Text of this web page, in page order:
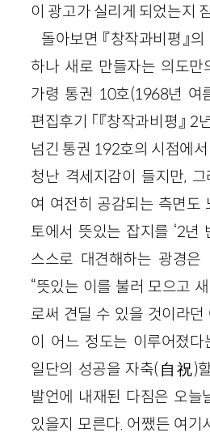
이 광고가 실리게 되었는지
돌아보면 『창작과비평』
하나 새로 만들자는 의도만
가령 통권 10호(1968년 여
편집후기 「『창작과비평』 2
넘긴 통권 192호의 시점에
청난 격세지감이 들지만,
여 여전히 공감되는 측면도
토에서 뜻있는 잡지를 ‘2년
스스로 대견해하는 광경은
“뜻있는 이를 불러 모으고
로써 견딜 수 있을 것이라
이 어느 정도는 이루어졌다
일단의 성공을 자축(自祝)
발언에 내재된 다짐은 오늘
있을지 모른다. 어쨌든 여기